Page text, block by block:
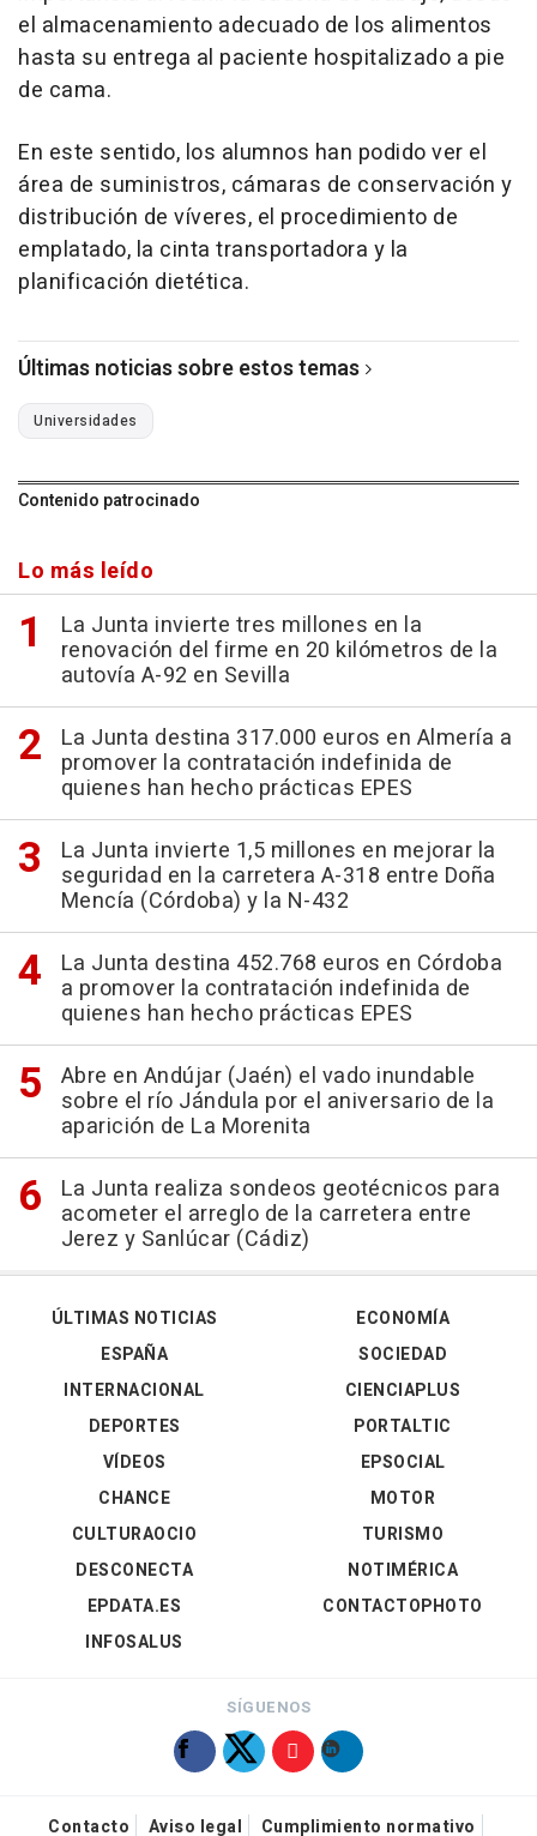
el almacenamiento adecuado de los alimentos
hasta su entrega al paciente hospitalizado a pie
de cama.
En este sentido, los alumnos han podido ver el
área de suministros, cámaras de conservación y
distribución de víveres, el procedimiento de
emplatado, la cinta transportadora y la
planificación dietética.
Últimas noticias sobre estos temas
Universidades
Contenido patrocinado
Lo más leído
La Junta invierte tres millones en la
renovación del firme en 20 kilómetros de la
autovía A-92 en Sevilla
La Junta destina 317.000 euros en Almería a
promover la contratación indefinida de
quienes han hecho prácticas EPES
La Junta invierte 1,5 millones en mejorar la
seguridad en la carretera A-318 entre Doña
Mencía (Córdoba) y la N-432
La Junta destina 452.768 euros en Córdoba
a promover la contratación indefinida de
quienes han hecho prácticas EPES
Abre en Andújar (Jaén) el vado inundable
sobre el río Jándula por el aniversario de la
aparición de La Morenita
La Junta realiza sondeos geotécnicos para
acometer el arreglo de la carretera entre
Jerez y Sanlúcar (Cádiz)
ÚLTIMAS NOTICIAS
ESPAÑA
INTERNACIONAL
DEPORTES
VÍDEOS
ECONOMÍA
SOCIEDAD
CIENCIAPLUS
PORTALTIC
EPSOCIAL
CHANCE
CULTURAOCIO
DESCONECTA
EPDATA.ES
INFOSALUS
MOTOR
TURISMO
NOTIMÉRICA
CONTACTOPHOTO
SÍGUENOS
Contacto Aviso legal Cumplimiento normativo